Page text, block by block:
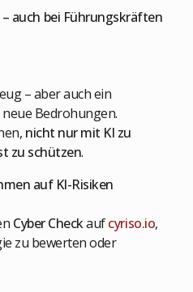
auch bei Führungskräften
– aber auch ein
Bedrohungen.
nicht nur mit KI zu
zu schützen.
auf KI-Risiken
Cyber Checkaufcyriso.io,
zu bewerten oder